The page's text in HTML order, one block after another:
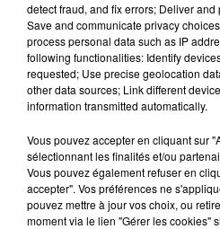
16/07/26 : LES INFORMATIONS
detect fraud, and fix errors; Deliver
Save and communicate privacy
process personal data such as IP
following functionalities: Identify
requested; Use precise geolocation
other data sources; Link different
information transmitted automatically.
Vous pouvez accepter en cliquant sur
sélectionnant les finalités et/ou
Vous pouvez également refuser en
accepter". Vos préférences ne
pouvez mettre à jour vos choix, ou
moment via le lien "Gérer les cookies"